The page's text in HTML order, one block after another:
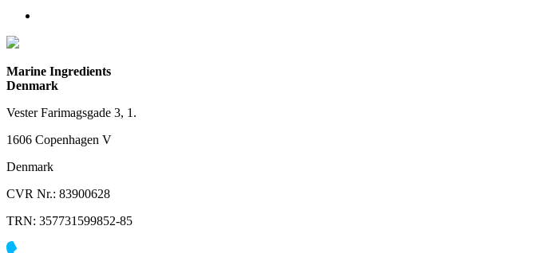
Marine Ingredients
Denmark
Vester Farimagsgade 3, 1.
1606 Copenhagen V
Denmark
CVR Nr.: 83900628
TRN: 357731599852-85